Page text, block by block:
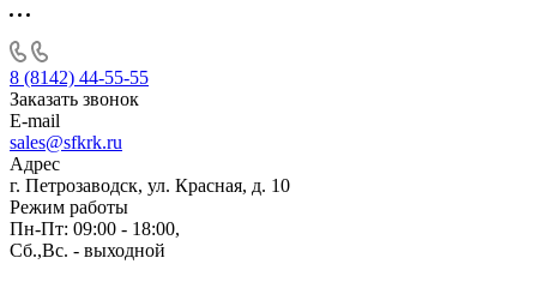
8 (8142) 44-55-55
Заказать звонок
E-mail
sales@sfkrk.ru
Адрес
г. Петрозаводск, ул. Красная, д. 10
Режим работы
Пн-Пт: 09:00 - 18:00,
Сб.,Вс. - выходной